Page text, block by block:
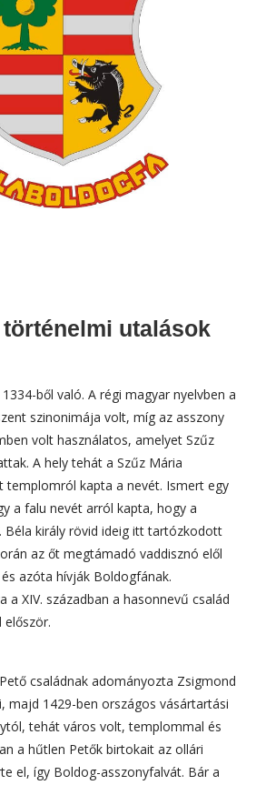
utalások
ből való. A régi magyar nyelvben a
szinonimája volt, míg az asszony
volt használatos, amelyet Szűz
A hely tehát a Szűz Mária
templomról kapta a nevét. Ismert egy
a falu nevét arról kapta, hogy a
Béla király rövid ideig itt tartózkodott
az őt megtámadó vaddisznó elől
azóta hívják Boldogfának.
a XIV. században a hasonnevű család
családnak adományozta Zsigmond
majd 1429-ben országos vásártartási
tehát város volt, templommal és
a hűtlen Petők birtokait az ollári
el, így Boldog-asszonyfalvát. Bár a